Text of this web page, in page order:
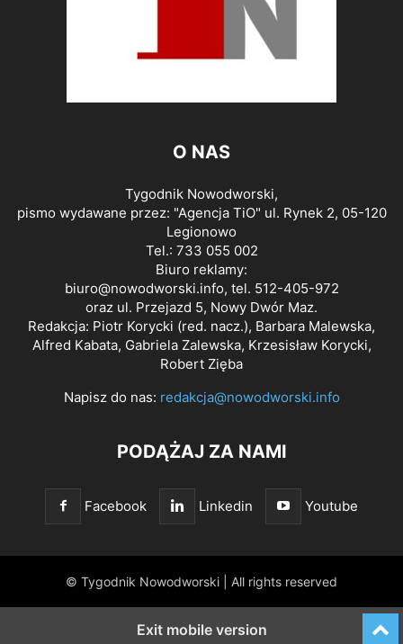
O NAS
Tygodnik Nowodworski,
pismo wydawane przez: "Agencja TiO" ul. Rynek 2, 05-120
Legionowo
Tel.: 733 055 002
Biuro reklamy:
biuro@nowodworski.info, tel. 512-405-972
oraz ul. Przejazd 5, Nowy Dwór Maz.
Redakcja: Piotr Korycki (red. nacz.), Barbara Malewska,
Alfred Kabata, Gabriela Zalewska, Krzesisław Korycki,
Robert Zięba
Napisz do nas: redakcja@nowodworski.info
PODĄŻAJ ZA NAMI
Facebook Linkedin Youtube
© Tygodnik Nowodworski | All rights reserved
Exit mobile version